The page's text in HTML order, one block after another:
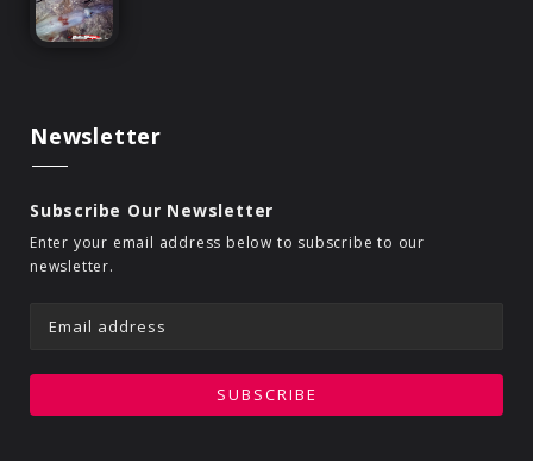
Newsletter
Subscribe Our Newsletter
Enter your email address below to subscribe to our
newsletter.